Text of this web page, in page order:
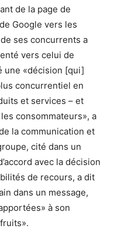
de la page de
Google vers les
ses concurrents a
vers celui de
une «décision [qui]
concurrentiel en
et services – et
consommateurs», a
la communication et
cité dans un
avec la décision
de recours, a dit
dans un message,
à son